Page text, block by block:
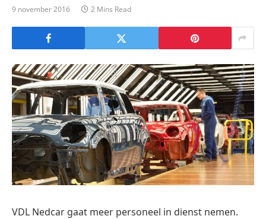
9 november 2016 2 Mins Read
VDL Nedcar gaat meer personeel in dienst nemen.